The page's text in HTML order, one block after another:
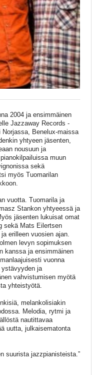
2004 ja ensimmäinen
Jazzaway Records -
Benelux-maissa
yhtyeen jäsenten,
nousuun ja
muun
sekä
myös Tuomarilan
vuotta. Tuomarila ja
Stankon yhtyeessä ja
jäsenten lukuisat omat
sekä Mats Eilertsen
erilleen vuosien ajan.
levyn sopimuksen
kanssa ja ensimmäinen
vuonna
ja
vahvistumisen myötä
yhteistyötä.
melankolisiakin
Melodia, rytmi ja
nautittavaa
uutta, julkaisematonta
suurista jazzpianisteista.”